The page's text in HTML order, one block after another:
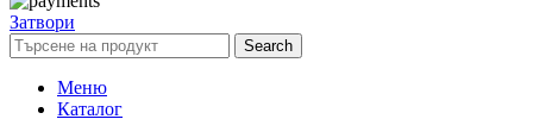
Затвори
Search
Меню
Каталог